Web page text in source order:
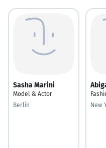
Sasha Marini
Model & Actor
Berlin
New